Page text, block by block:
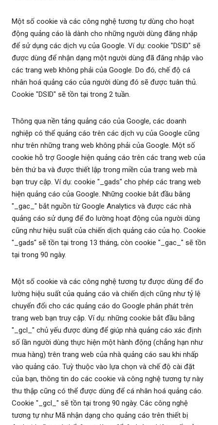
Một số cookie và các công nghệ tương tự dùng cho hoạt
động quảng cáo là dành cho những người dùng đăng nhập
để sử dụng các dịch vụ của Google. Ví dụ: cookie "DSID" sẽ
được dùng để nhận dạng một người dùng đã đăng nhập vào
các trang web không phải của Google. Do đó, chế độ cá
nhân hoá quảng cáo của người dùng đó sẽ được tuân thủ.
Cookie "DSID" sẽ tồn tại trong 2 tuần.
Thông qua nền tảng quảng cáo của Google, các doanh
nghiệp có thể quảng cáo trên các dịch vụ của Google cũng
như trên những trang web không phải của Google. Một số
cookie hỗ trợ Google hiện quảng cáo trên các trang web của
bên thứ ba và được thiết lập trong miền của trang web mà
bạn truy cập. Ví dụ: cookie "_gads" cho phép các trang web
hiện quảng cáo của Google. Những cookie bắt đầu bằng
"_gac_" bắt nguồn từ Google Analytics và được các nhà
quảng cáo sử dụng để đo lường hoạt động của người dùng
cũng như hiệu suất của chiến dịch quảng cáo của họ. Cookie
"_gads" sẽ tồn tại trong 13 tháng, còn cookie "_gac_" sẽ tồn
tại trong 90 ngày.
Một số cookie và các công nghệ tương tự được dùng để đo
lường hiệu suất của quảng cáo và chiến dịch cũng như tỷ lệ
chuyển đổi cho các quảng cáo do Google phân phát trên
trang web bạn truy cập. Ví dụ: những cookie bắt đầu bằng
"_gcl_" chủ yếu được dùng để giúp nhà quảng cáo xác định
số lần người dùng thực hiện một hành động (chẳng hạn như
mua hàng) trên trang web của nhà quảng cáo sau khi nhấp
vào quảng cáo. Tuỳ thuộc vào lựa chọn và chế độ cài đặt
của bạn, thông tin do các cookie và công nghệ tương tự này
thu thập cũng có thể được dùng để cá nhân hoá quảng cáo.
Cookie "_gcl_" sẽ tồn tại trong 90 ngày. Các công nghệ
tương tự như Mã nhận dạng cho quảng cáo trên thiết bị